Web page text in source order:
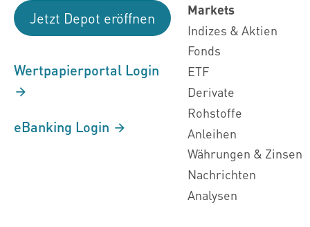
Jetzt Depot eröffnen
Wertpapierportal Login
eBanking Login
Markets
Indizes & Aktien
Fonds
ETF
Derivate
Rohstoffe
Anleihen
Währungen & Zinsen
Nachrichten
Analysen